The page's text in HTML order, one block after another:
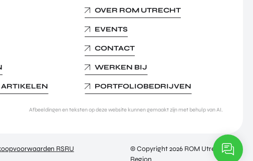
OVER ROM UTRECHT
EVENTS
CONTACT
WERKEN BIJ
PORTFOLIOBEDRIJVEN
Afbeeldingen en teksten op deze website kunnen gemaakt zijn met behulp van AI.
RSRU
© Copyright 2026 ROM Utrecht
Region